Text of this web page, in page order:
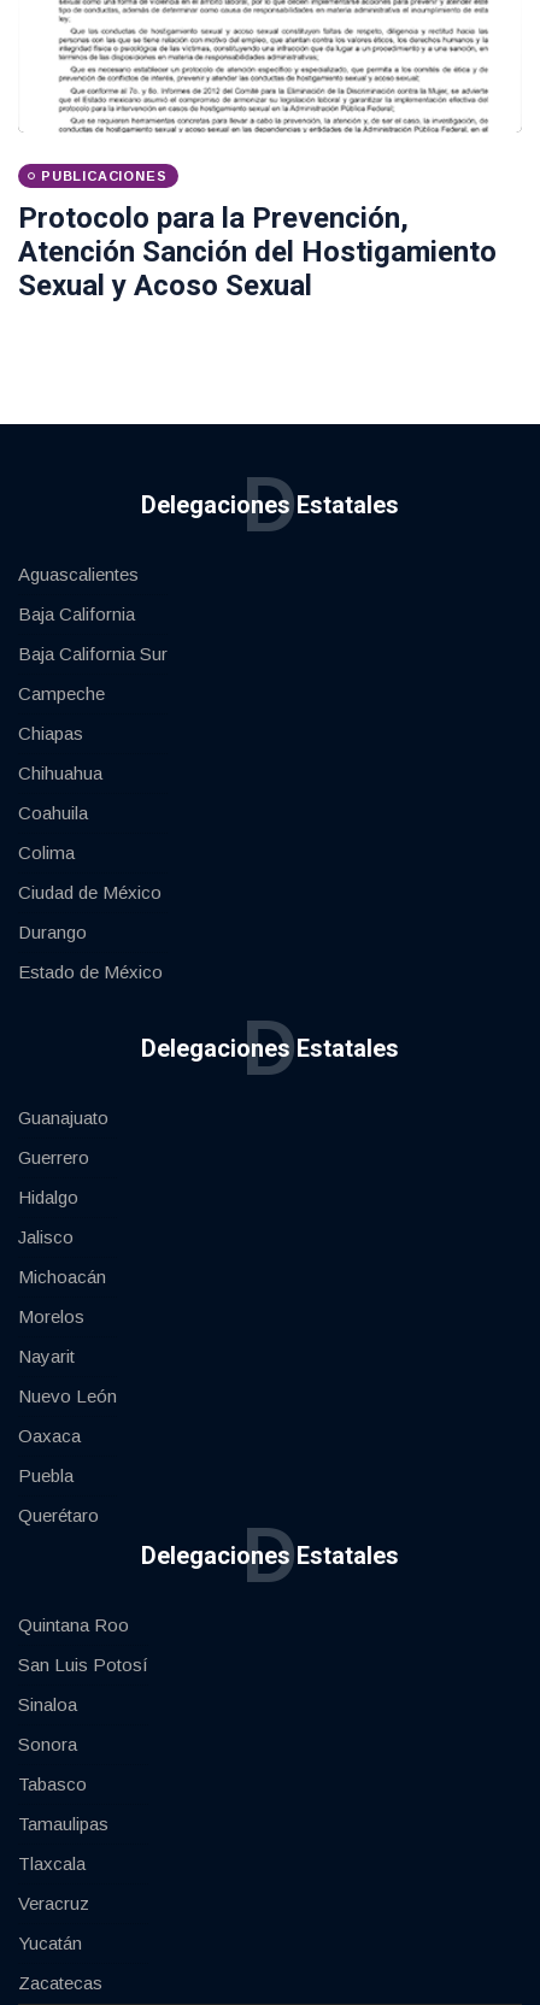
PUBLICACIONES
Protocolo para la Prevención,
Atención Sanción del Hostigamiento
Sexual y Acoso Sexual
Delegaciones Estatales
D
Aguascalientes
Baja California
Baja California Sur
Campeche
Chiapas
Chihuahua
Coahuila
Colima
Ciudad de México
Durango
Estado de México
Delegaciones Estatales
D
Guanajuato
Guerrero
Hidalgo
Jalisco
Michoacán
Morelos
Nayarit
Nuevo León
Oaxaca
Puebla
Querétaro
Delegaciones Estatales
D
Quintana Roo
San Luis Potosí
Sinaloa
Sonora
Tabasco
Tamaulipas
Tlaxcala
Veracruz
Yucatán
Zacatecas